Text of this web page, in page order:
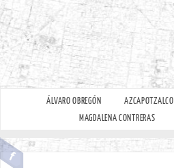
ÁLVARO OBREGÓN AZCAPOTZALCO
MAGDALENA CONTRERAS